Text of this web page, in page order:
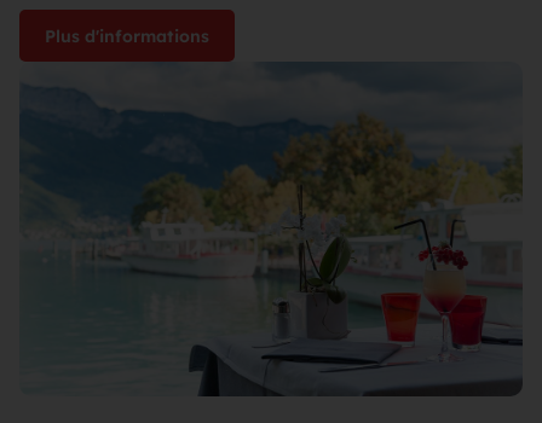
Plus d'informations